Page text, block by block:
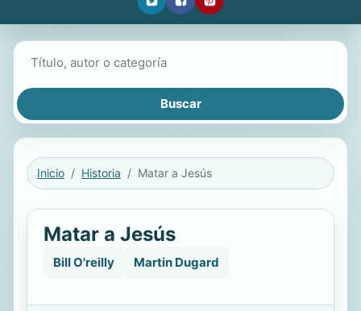
Inicio Historia Matar a Jesús
Matar a Jesús
Bill O'reilly Martin Dugard